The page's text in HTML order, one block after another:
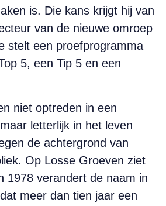
is. Die kans krijgt hij van
van de nieuwe omroep
stelt een proefprogramma
5, een Tip 5 en een
niet optreden in een
letterlijk in het leven
de achtergrond van
Op Losse Groeven ziet
1978 verandert de naam in
meer dan tien jaar een